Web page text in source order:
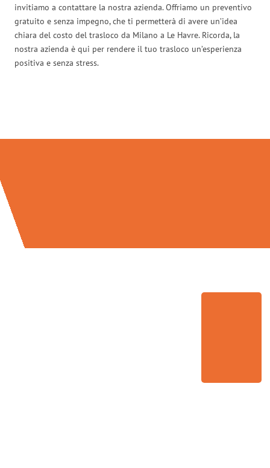
invitiamo a contattare la nostra azienda. Offriamo un preventivo
gratuito e senza impegno, che ti permetterà di avere un’idea
chiara del costo del trasloco da Milano a Le Havre. Ricorda, la
nostra azienda è qui per rendere il tuo trasloco un’esperienza
positiva e senza stress.